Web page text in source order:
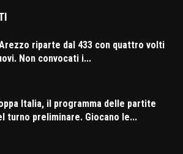
riparte dal 433 con quattro volti
Non convocati i...
Italia, il programma delle partite
turno preliminare. Giocano le...